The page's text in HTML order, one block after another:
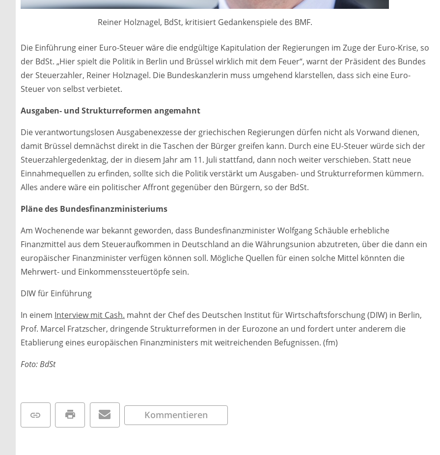
Reiner Holznagel, BdSt, kritisiert Gedankenspiele des BMF.
Die Einführung einer Euro-Steuer wäre die endgültige Kapitulation der Regierungen im Zuge der Euro-Krise, so
der BdSt. „Hier spielt die Politik in Berlin und Brüssel wirklich mit dem Feuer“, warnt der Präsident des Bundes
der Steuerzahler, Reiner Holznagel. Die Bundeskanzlerin muss umgehend klarstellen, dass sich eine Euro-
Steuer von selbst verbietet.
Ausgaben- und Strukturreformen angemahnt
Die verantwortungslosen Ausgabenexzesse der griechischen Regierungen dürfen nicht als Vorwand dienen,
damit Brüssel demnächst direkt in die Taschen der Bürger greifen kann. Durch eine EU-Steuer würde sich der
Steuerzahlergedenktag, der in diesem Jahr am 11. Juli stattfand, dann noch weiter verschieben. Statt neue
Einnahmequellen zu erfinden, sollte sich die Politik verstärkt um Ausgaben- und Strukturreformen kümmern.
Alles andere wäre ein politischer Affront gegenüber den Bürgern, so der BdSt.
Pläne des Bundesfinanzministeriums
Am Wochenende war bekannt geworden, dass Bundesfinanzminister Wolfgang Schäuble erhebliche
Finanzmittel aus dem Steueraufkommen in Deutschland an die Währungsunion abzutreten, über die dann ein
europäischer Finanzminister verfügen können soll. Mögliche Quellen für einen solche Mittel könnten die
Mehrwert- und Einkommenssteuertöpfe sein.
DIW für Einführung
In einem Interview mit Cash. mahnt der Chef des Deutschen Institut für Wirtschaftsforschung (DIW) in Berlin,
Prof. Marcel Fratzscher, dringende Strukturreformen in der Eurozone an und fordert unter anderem die
Etablierung eines europäischen Finanzministers mit weitreichenden Befugnissen. (fm)
Foto: BdSt
Kommentieren